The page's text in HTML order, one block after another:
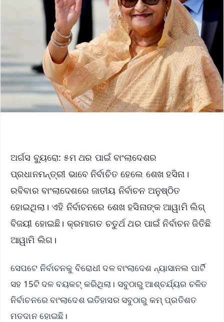
ଅର୍ଗସ ବ୍ୟୁରୋ: ୫ମ ଥର ପାଇଁ ବାଂଲାଦେଶର
ପ୍ରଧାନମନ୍ତ୍ରୀ ଭାବେ ନିର୍ବାଚିତ ହେଲେ ଶେଖ ହସିନା।
ରବିବାର ବାଂଲାଦେଶରେ ଜାତୀୟ ନିର୍ବାଚନ ଅନୁଷ୍ଠିତ
ହୋଇଥିଲା। ଏହି ନିର୍ବାଚନରେ ଶେଖ ହସିନାଙ୍କ ଆୱାମି ଲିଗ୍
ବିଜୟୀ ହୋଇଛି। କ୍ରମାଗତ ଚତୁର୍ଥ ଥର ପାଇଁ ନିର୍ବାଚନ ଜିତିଛି
ଆୱାମି ଲିଗ।
ସେପଟେ ନିର୍ବାଚନକୁ ବିରୋଧୀ ଦଳ ବାଂଲାଦେଶ ନ୍ୟାସାନଲ ପାର୍ଟି
ସହ 15ଟି ଦଳ ବୟକଟ୍ କରିଥିଲା। ସବୁଠାରୁ ଆଶ୍ଚର୍ଯ୍ୟର ଚଳିତ
ନିର୍ବାଚନରେ ବାଂଲାଦେଶ ଇତିହାସର ସବୁଠାରୁ କମ୍ ପ୍ରତିଶତ
ମତଦାନ ହୋଇଛି।